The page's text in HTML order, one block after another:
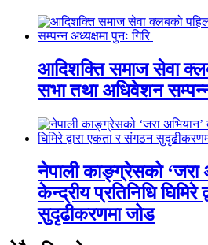
आदिशक्ति समाज सेवा
सभा तथा अधिवेशन सम्पन्न
नेपाली काङ्ग्रेसको ‘जरा
केन्द्रीय प्रतिनिधि घिमिरे
सुदृढीकरणमा जोड